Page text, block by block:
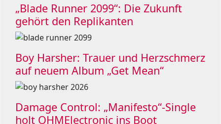
„Blade Runner 2099“: Die Zukunft
gehört den Replikanten
Boy Harsher: Trauer und Herzschmerz
auf neuem Album „Get Mean“
Damage Control: „Manifesto“-Single
holt OHMElectronic ins Boot